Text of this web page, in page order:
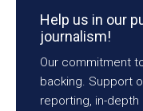
Help us in our
journalism!
Our commitment
backing. Support
reporting, in-depth